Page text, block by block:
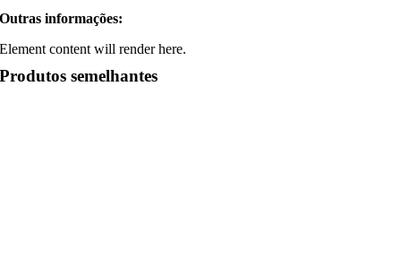
Outras informações:
Element content will render here.
Produtos semelhantes